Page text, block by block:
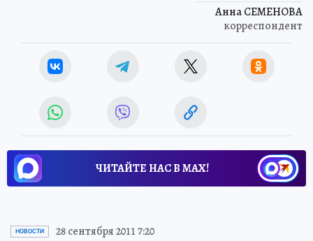
Анна СЕМЕНОВА
корреспондент
ЧИТАЙТЕ НАС В МАХ!
НОВОСТИ 28 сентября 2011 7:20